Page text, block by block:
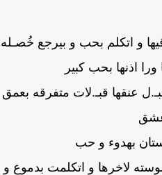
و اتكلم بحب و بيرجع خُصـله
اذنها بحب كبير
عنقها قبـ.لات متفرقه بعمق
بهدوء و حب
لاخرها و اتكلمت بدموع و